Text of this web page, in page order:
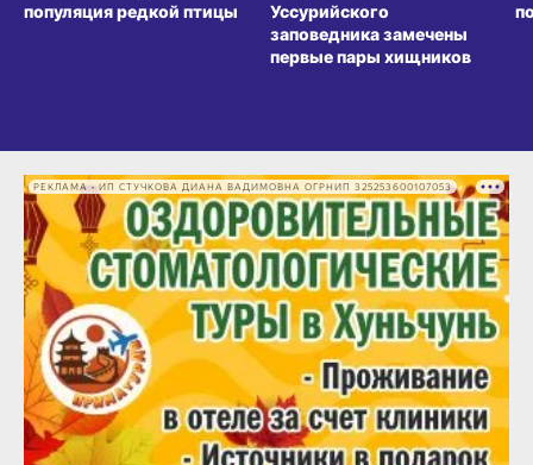
популяция редкой птицы
Уссурийского
заповедника замечены
первые пары хищников
РЕКЛАМА • ИП СТУЧКОВА ДИАНА ВАДИМОВНА ОГРНИП 325253600107053